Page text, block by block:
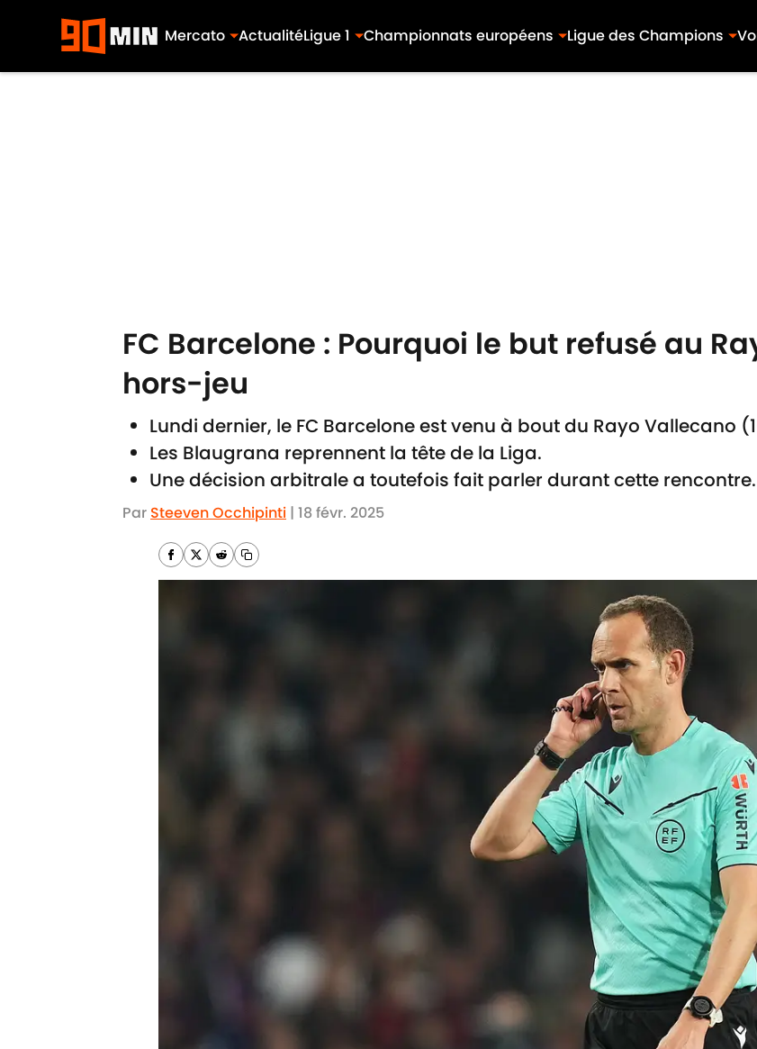
Mercato ActualitéLigue 1 Championnats européens Ligue des Champions
FC Barcelone : Pourquoi le but refusé au
hors-jeu
Lundi dernier, le FC Barcelone est venu à bout du Rayo Vallecano
Les Blaugrana reprennent la tête de la Liga.
Une décision arbitrale a toutefois fait parler durant cette rencontre.
Par Steeven Occhipinti | 18 févr. 2025